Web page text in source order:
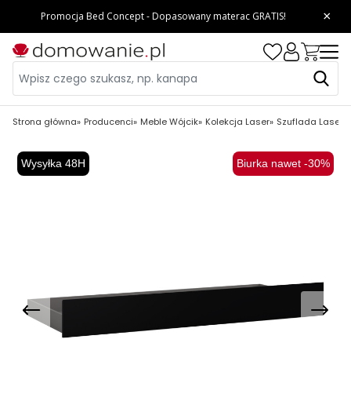
Strona główna Producenci Meble Wójcik Kolekcja Laser Szuflada Laser
Wysyłka 48H Biurka nawet -30%